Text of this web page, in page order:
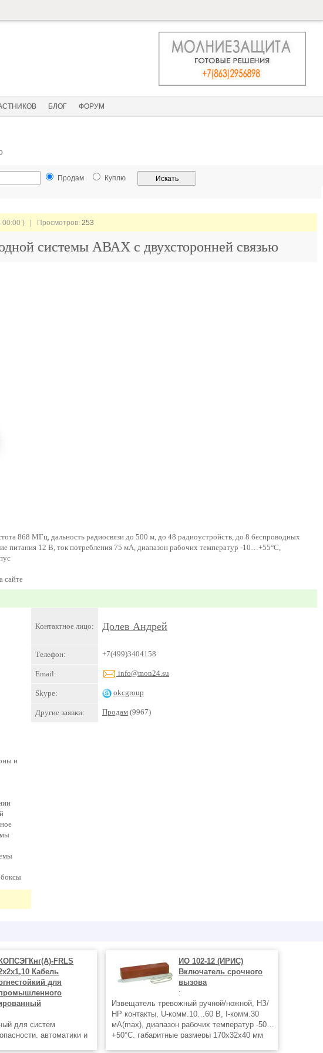
БЛОГ ФОРУМ
Продам
Куплю
00:00 ) | Просмотров: 253
системы АВАХ с двухсторонней связью
868 МГц, дальность радиосвязи до 500 м, до 48 радиоустройств, до 8 беспроводных
питания 12 В, ток потребления 75 мА, диапазон рабочих температур -10…+55°С,
сайте
и
Контактное лицо: Долев Андрей
Телефон: +7(499)3404158
Email: info@mon24.su
Skype: okcgroup
Другие заявки: Продам (9967)
КОПСЭГКнг(А)-FRLS
Кабель
для
для систем
автоматики и
ИО 102-12 (ИРИС)
Включатель срочного
вызова
:
Извещатель тревожный ручной/ножной, НЗ/
НР контакты, U-комм.10…60 В, I-комм.30
мА(max), диапазон рабочих температур -50…
+50°С, габаритные размеры 170х32х40 мм